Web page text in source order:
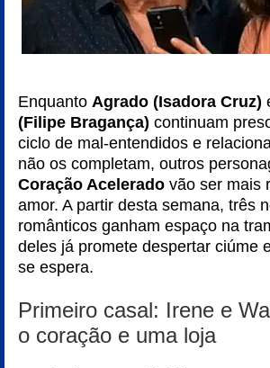
Enquanto Agrado (Isadora Cruz)
(Filipe Bragança) continuam
ciclo de mal-entendidos e
não os completam, outros
Coração Acelerado vão ser mais
amor. A partir desta semana, três
românticos ganham espaço na
deles já promete despertar ciúme
se espera.
Primeiro casal: Irene e
o coração e uma loja